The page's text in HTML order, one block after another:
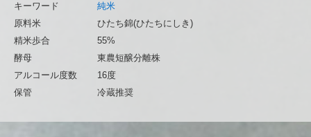
キーワード
純米
原料米
ひたち錦(ひたちにしき)
精米歩合
55%
酵母
東農短醸分離株
アルコール度数
16度
保管
冷蔵推奨